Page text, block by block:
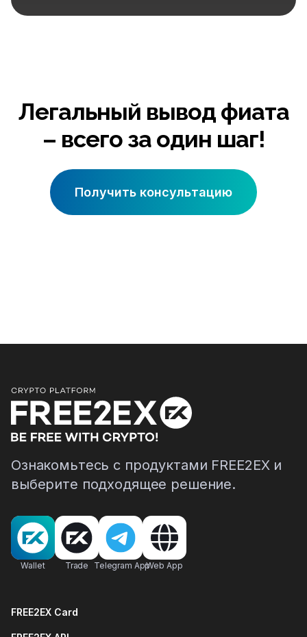
Легальный вывод фиата
– всего за один шаг!
Получить консультацию
Ознакомьтесь с продуктами FREE2EX и
выберите подходящее решение.
Wallet Trade Telegram AppWeb App
FREE2EX Card